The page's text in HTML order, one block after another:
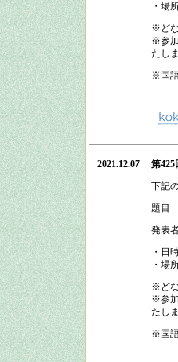
・場
※どな
※参
たしま
※国
2021.12.07 第425
下記
題目
発表
・日
・場
※どな
※参
たしま
※国